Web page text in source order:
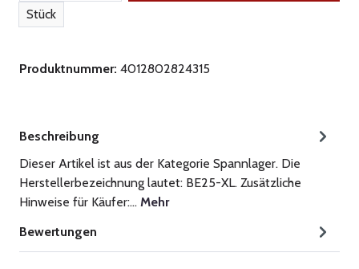
Stück
Produktnummer: 4012802824315
Beschreibung
Dieser Artikel ist aus der Kategorie Spannlager. Die
Herstellerbezeichnung lautet: BE25-XL. Zusätzliche
Hinweise für Käufer:… Mehr
Bewertungen